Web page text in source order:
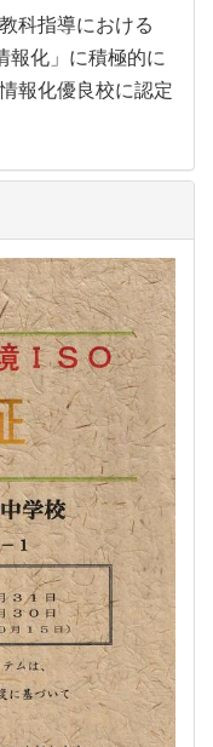
科指導における
報化」に積極的に
報化優良校に認定